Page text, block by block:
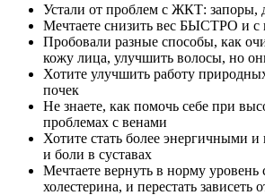
Устали от проблем с ЖКТ: запоры,
Мечтаете снизить вес БЫСТРО и с
Пробовали разные способы, как
кожу лица, улучшить волосы, но
Хотите улучшить работу
почек
Не знаете, как помочь себе при
проблемах с венами
Хотите стать более энергичными и
и боли в суставах
Мечтаете вернуть в норму уровень
холестерина, и перестать зависеть